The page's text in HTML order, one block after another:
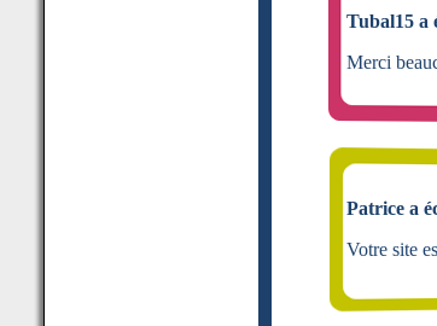
Tubal15 a
Merci
Patrice a
Votre site